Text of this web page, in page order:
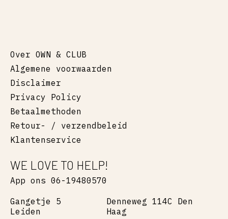
Over OWN & CLUB
Algemene voorwaarden
Disclaimer
Privacy Policy
Betaalmethoden
Retour- / verzendbeleid
Klantenservice
WE LOVE TO HELP!
App ons 06-19480570
Gangetje 5
Leiden
Denneweg 114C Den
Haag